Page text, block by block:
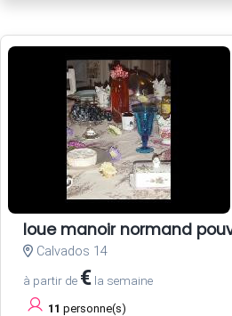
loue manoir normand
Calvados 14
à partir de € la semaine
11 personne(s)